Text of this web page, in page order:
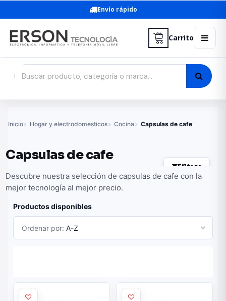
Envío rápido
Carrito
Inicio Hogar y electrodomesticos Cocina Capsulas de cafe
Capsulas de cafe
Filtrar
Descubre nuestra selección de capsulas de cafe con la
mejor tecnología al mejor precio.
Productos disponibles
Ordenar por: A-Z